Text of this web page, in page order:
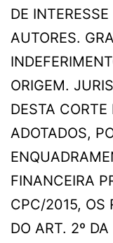
DE
AUTORES.
ORIGEM.
DESTA CORTE
ADOTADOS,
FINANCEIRA
CPC/2015, OS
DO ART. 2º